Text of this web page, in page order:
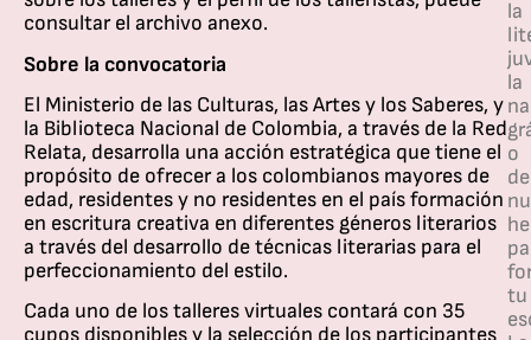
consultar el archivo anexo.
Sobre la convocatoria
El Ministerio de las Culturas, las Artes y los Saberes, y
la Biblioteca Nacional de Colombia, a través de la Red
Relata, desarrolla una acción estratégica que tiene el
propósito de ofrecer a los colombianos mayores de
edad, residentes y no residentes en el país formación
en escritura creativa en diferentes géneros literarios
a través del desarrollo de técnicas literarias para el
perfeccionamiento del estilo.
Cada uno de los talleres virtuales contará con 35
la
la
o
tu